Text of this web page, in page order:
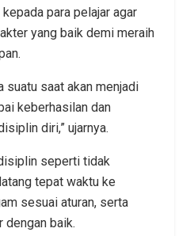
para pelajar agar
yang baik demi meraih
suatu saat akan menjadi
keberhasilan dan
diri,” ujarnya.
seperti tidak
tepat waktu ke
sesuai aturan, serta
baik.